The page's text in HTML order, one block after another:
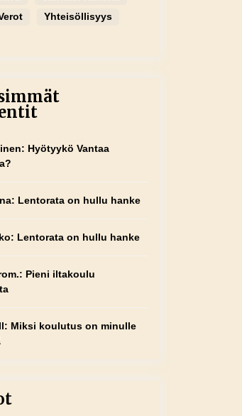
Yhteisöllisyys
: Hyötyykö Vantaa
: Lentorata on hullu hanke
: Lentorata on hullu hanke
: Pieni iltakoulu
: Miksi koulutus on minulle